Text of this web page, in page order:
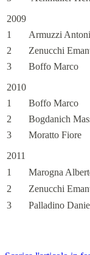
2009
1
Armuzzi
2
Zenucchi
3
Boffo Marco
2010
1
Boffo Marco
2
Bogdanich
3
Moratto Fiore
2011
1
Marogna
2
Zenucchi
3
Palladino